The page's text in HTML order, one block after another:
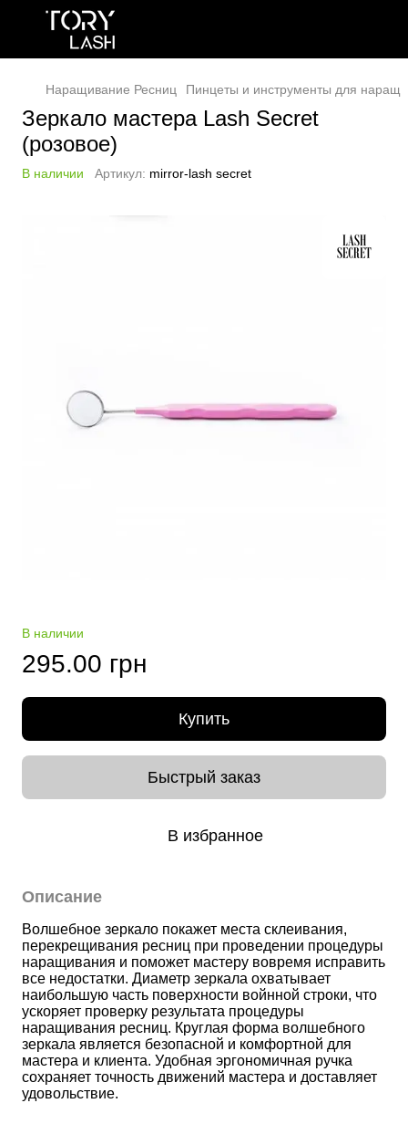
Наращивание Ресниц Пинцеты и инструменты для
Зеркало мастера Lash Secret
(розовое)
В наличии Артикул: mirror-lash secret
В наличии
295.00 грн
Купить
Быстрый заказ
В избранное
Описание
Волшебное зеркало покажет места склеивания,
перекрещивания ресниц при проведении процедуры
наращивания и поможет мастеру вовремя исправить
все недостатки. Диаметр зеркала охватывает
наибольшую часть поверхности войнной строки, что
ускоряет проверку результата процедуры
наращивания ресниц. Круглая форма волшебного
зеркала является безопасной и комфортной для
мастера и клиента. Удобная эргономичная ручка
сохраняет точность движений мастера и доставляет
удовольствие.